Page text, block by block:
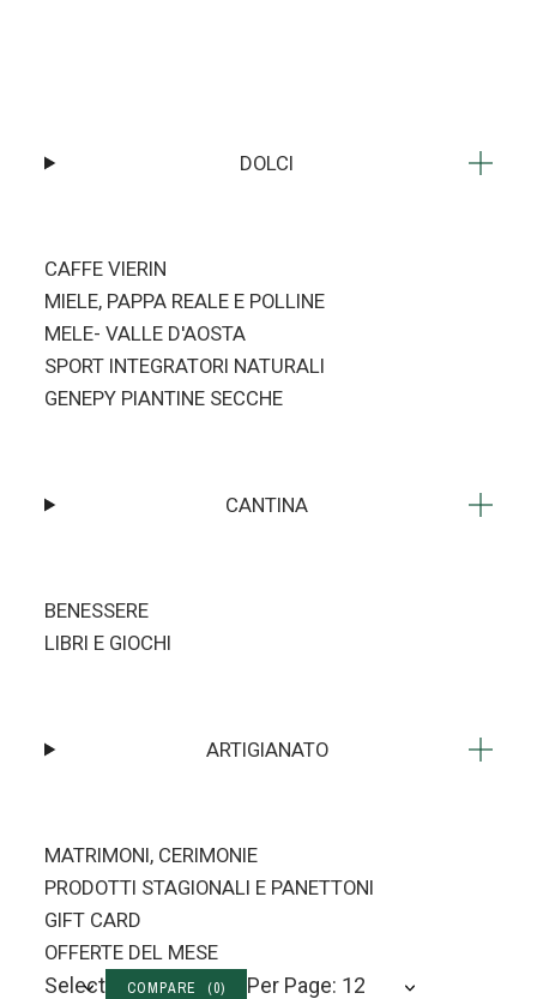
DOLCI
CAFFE VIERIN
MIELE, PAPPA REALE E POLLINE
MELE- VALLE D'AOSTA
SPORT INTEGRATORI NATURALI
GENEPY PIANTINE SECCHE
CANTINA
BENESSERE
LIBRI E GIOCHI
ARTIGIANATO
MATRIMONI, CERIMONIE
PRODOTTI STAGIONALI E PANETTONI
GIFT CARD
OFFERTE DEL MESE
Select COMPARE (0) Per Page: 12